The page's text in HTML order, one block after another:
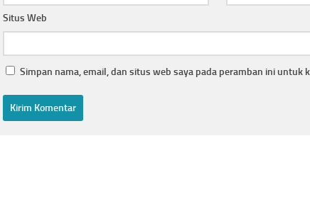
Situs Web
Simpan nama, email, dan situs web saya pada peramban ini untuk